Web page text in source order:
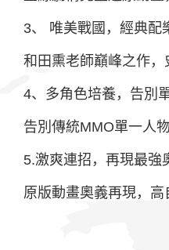
3、 唯美戰國，經典配
和田熏老師巔峰之作，
4、多角色培養，告別
告別傳統MMO單一人
5.激爽連招，再現最強
原版動畫奧義再現，